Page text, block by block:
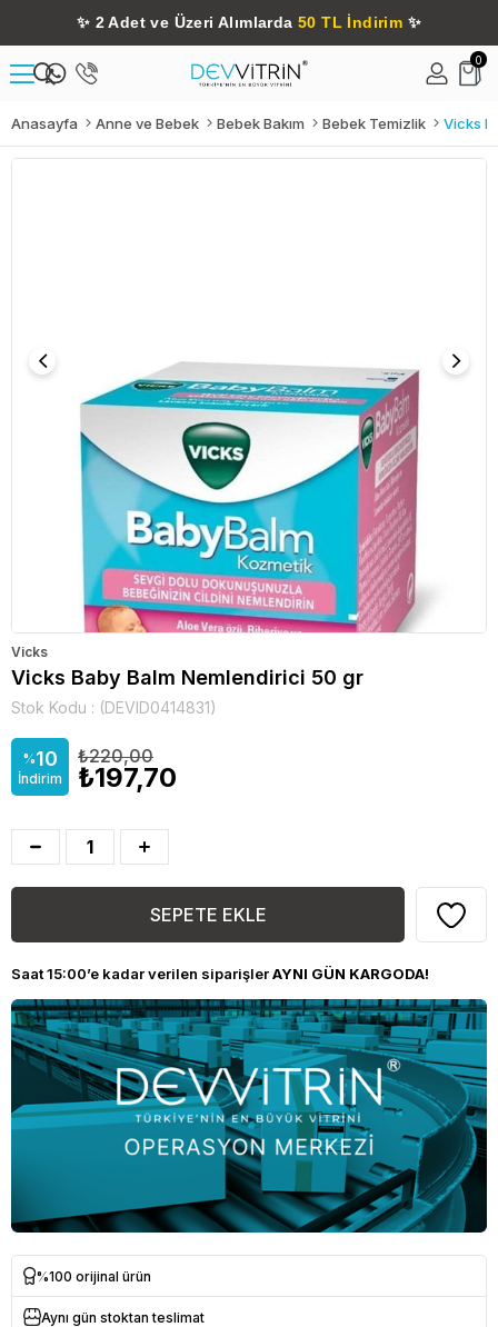
✨ 2 Adet ve Üzeri Alımlarda 50 TL İndirim ✨
0
Anasayfa Anne ve Bebek Bebek Bakım Bebek Temizlik Vicks
Vicks
Vicks Baby Balm Nemlendirici 50 gr
Stok Kodu (DEVID0414831)
%10
İndirim
₺220,00
₺197,70
Saat 15:00’e kadar verilen siparişlerAYNI GÜN KARGODA!
%100 orijinal ürün
Aynı gün stoktan teslimat